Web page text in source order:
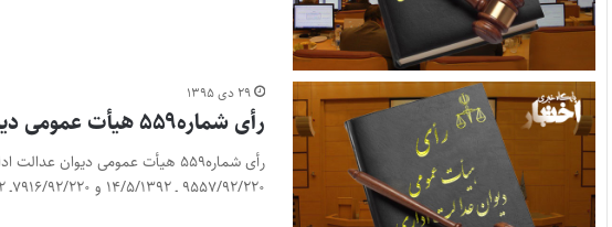
۲۹ دی ۱۳۹۵
رأی شماره۵۵۹ هیأت عمومی دیوان عدالت اداری
۹۵۵۷/۹۲/۲۲۰ ـ ۱۴/۵/۱۳۹۲ و ۷۹۱۶/۹۲/۲۲۰ـ ۲۶/۴/۱۳۹۲…